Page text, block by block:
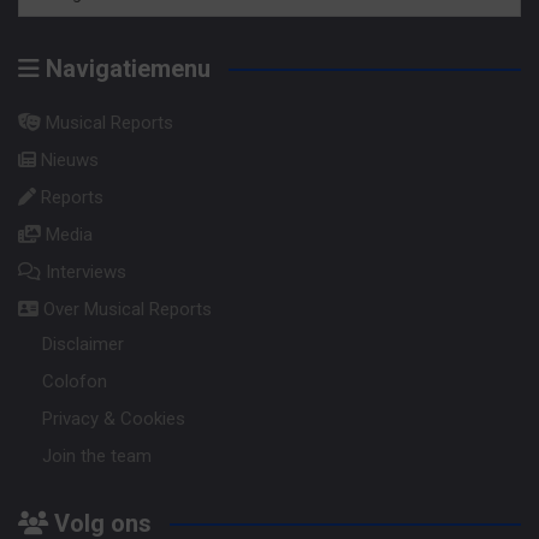
Archief
categorie
Navigatiemenu
Musical Reports
Nieuws
Reports
Media
Interviews
Over Musical Reports
Disclaimer
Colofon
Privacy & Cookies
Join the team
Volg ons